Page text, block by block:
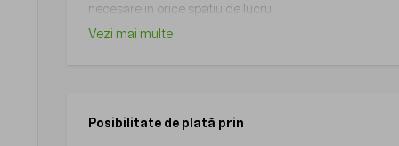
necesare in orice spatiu de lucru.
Vezi mai multe
Posibilitate de plată prin